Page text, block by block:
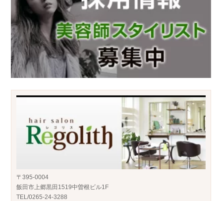
〒395-0004
飯田市上郷黒田1519中曽根ビル1F
TEL/0265-24-3288